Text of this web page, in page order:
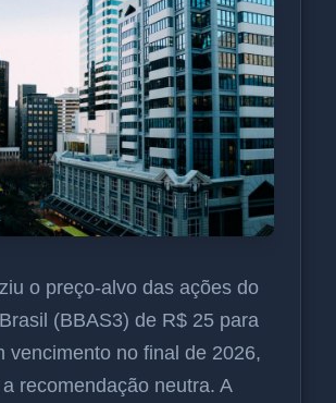
o preço-alvo das ações do
(BBAS3) de R$ 25 para
vencimento no final de 2026,
recomendação neutra. A